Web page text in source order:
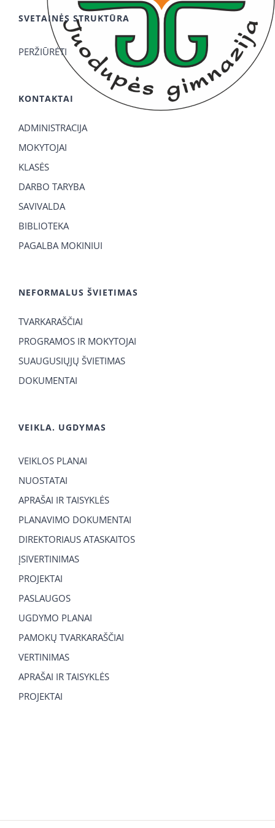
SVETAINĖS STRUKTŪRA
PERŽIŪRĖTI
KONTAKTAI
ADMINISTRACIJA
MOKYTOJAI
KLASĖS
DARBO TARYBA
SAVIVALDA
BIBLIOTEKA
PAGALBA MOKINIUI
NEFORMALUS ŠVIETIMAS
TVARKARAŠČIAI
PROGRAMOS IR MOKYTOJAI
SUAUGUSIŲJŲ ŠVIETIMAS
DOKUMENTAI
VEIKLA. UGDYMAS
VEIKLOS PLANAI
NUOSTATAI
APRAŠAI IR TAISYKLĖS
PLANAVIMO DOKUMENTAI
DIREKTORIAUS ATASKAITOS
ĮSIVERTINIMAS
PROJEKTAI
PASLAUGOS
UGDYMO PLANAI
PAMOKŲ TVARKARAŠČIAI
VERTINIMAS
APRAŠAI IR TAISYKLĖS
PROJEKTAI